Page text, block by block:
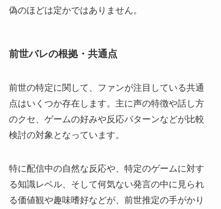
偽のほどは定かではありません。
前世バレの根拠・共通点
前世の特定に関して、ファンが注目している共通
点はいくつか存在します。主に声の特徴や話し方
のクセ、ゲームの好みや反応パターンなどが比較
検討の対象となっています。
特に配信中の自然な反応や、特定のゲームに対す
る知識レベル、そして何気ない発言の中に見られ
る価値観や趣味嗜好などが、前世推定の手がかり